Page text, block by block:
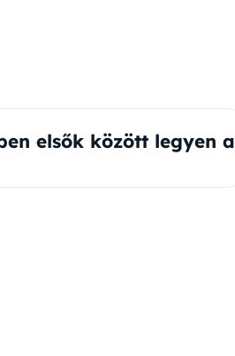
elsők között legyen a